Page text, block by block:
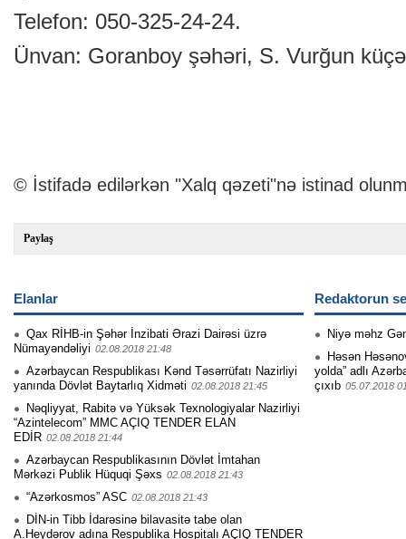
Telefon: 050-325-24-24.
Ünvan: Goranboy şəhəri, S. Vurğun
© İstifadə edilərkən "Xalq qəzeti"nə istinad
Paylaş
Elanlar
Qax RİHB-in Şəhər İnzibati Ərazi Dairəsi üzrə
Nümayəndəliyi 02.08.2018 21:48
Azərbaycan Respublikası Kənd Təsərrüfatı Nazirliyi
yanında Dövlət Baytarlıq Xidməti 02.08.2018 21:45
Nəqliyyat, Rabitə və Yüksək Texnologiyalar Nazirliyi
“Azintelecom” MMC AÇIQ TENDER ELAN
EDİR 02.08.2018 21:44
Azərbaycan Respublikasının Dövlət İmtahan
Mərkəzi Publik Hüquqi Şəxs 02.08.2018 21:43
“Azərkosmos” ASC 02.08.2018 21:43
DİN-in Tibb İdarəsinə bilavasitə tabe olan
A.Heydərov adına Respublika Hospitalı AÇIQ TENDER
Redaktorun
Niyə məhz
Həsən
yolda” adlı
çıxıb 05.07.2018